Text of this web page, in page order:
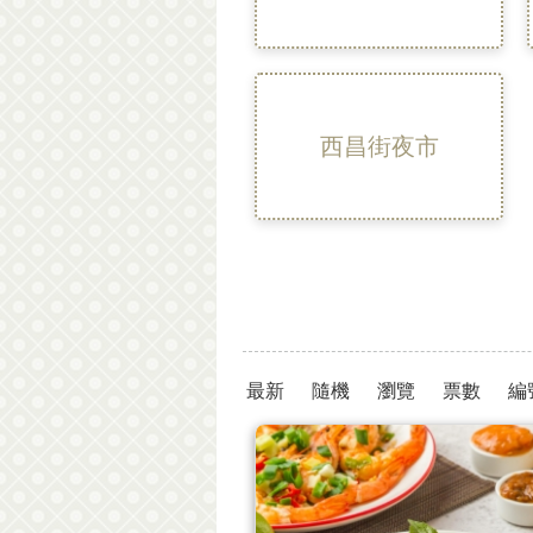
西昌街夜市
最新 隨機 瀏覽 票數 編